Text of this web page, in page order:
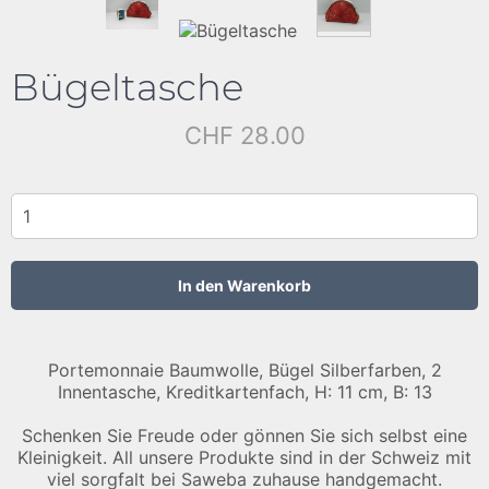
Bügeltasche
CHF 28.00
Portemonnaie Baumwolle, Bügel Silberfarben, 2
Innentasche, Kreditkartenfach, H: 11 cm, B: 13
Schenken Sie Freude oder gönnen Sie sich selbst eine
Kleinigkeit. All unsere Produkte sind in der Schweiz mit
viel sorgfalt bei Saweba zuhause handgemacht.